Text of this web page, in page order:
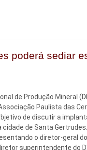
poderá sediar
de Produção Mineral
Paulista das
de discutir a
cidade de Santa
o diretor-geral
superintendente do